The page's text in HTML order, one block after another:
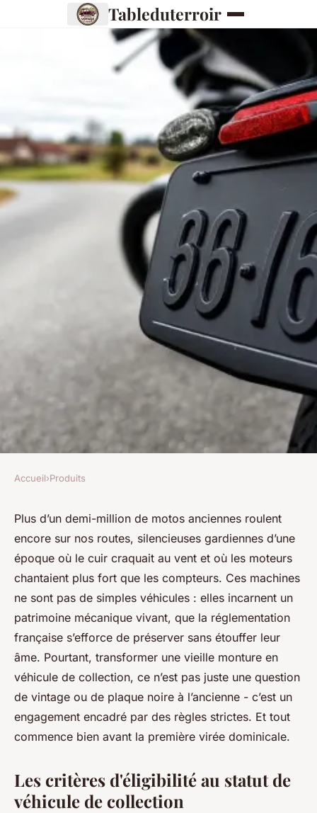
Tableduterroir
Les spécificités des plaques
d'immatriculation noires pour
motos en France
Simonne •19/05/2026 16:15•8 min de lecture
Accueil›Produits
Plus d’un demi-million de motos anciennes roulent
encore sur nos routes, silencieuses gardiennes d’une
époque où le cuir craquait au vent et où les moteurs
chantaient plus fort que les compteurs. Ces machines
ne sont pas de simples véhicules : elles incarnent un
patrimoine mécanique vivant, que la réglementation
française s’efforce de préserver sans étouffer leur
âme. Pourtant, transformer une vieille monture en
véhicule de collection, ce n’est pas juste une question
de vintage ou de plaque noire à l’ancienne - c’est un
engagement encadré par des règles strictes. Et tout
commence bien avant la première virée dominicale.
Les critères d'éligibilité au statut de
véhicule de collection